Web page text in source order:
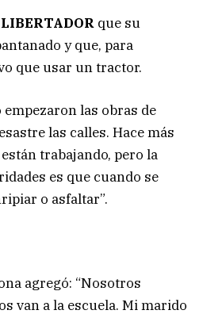
que su
y que, para
que usar un tractor.
empezaron las obras de
las calles. Hace más
trabajando, pero la
es que cuando se
o asfaltar”.
agregó: “Nosotros
van a la escuela. Mi marido